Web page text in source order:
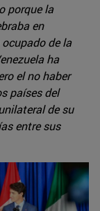
porque la
en
de la
ha
el no haber
países del
de su
entre sus